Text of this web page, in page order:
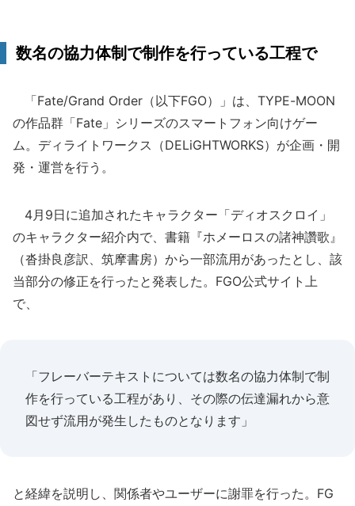
数名の協力体制で制作を行っている工程で
「Fate/Grand Order（以下FGO）」は、TYPE-MOON
の作品群「Fate」シリーズのスマートフォン向けゲー
ム。ディライトワークス（DELiGHTWORKS）が企画・開
発・運営を行う。
4月9日に追加されたキャラクター「ディオスクロイ」
のキャラクター紹介内で、書籍『ホメーロスの諸神讚歌』
（沓掛良彦訳、筑摩書房）から一部流用があったとし、該
当部分の修正を行ったと発表した。FGO公式サイト上
で、
「フレーバーテキストについては数名の協力体制で制
作を行っている工程があり、その際の伝達漏れから意
図せず流用が発生したものとなります」
と経緯を説明し、関係者やユーザーに謝罪を行った。FG